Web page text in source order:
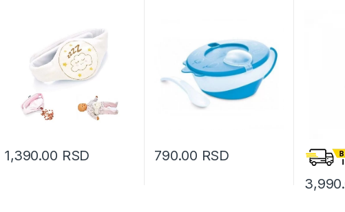
1,390.00 RSD 790.00 RSD